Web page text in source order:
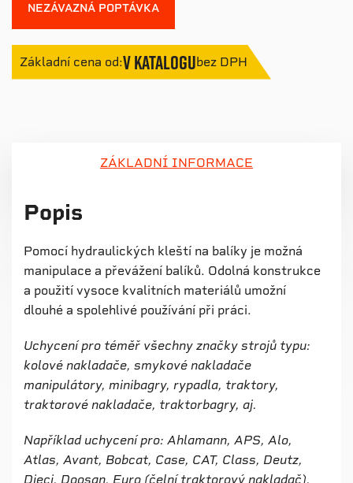
NEZÁVAZNÁ POPTÁVKA
Základní cena od:V katalogubez DPH
ZÁKLADNÍ INFORMACE
Popis
Pomocí hydraulických kleští na balíky je možná
manipulace a převážení balíků. Odolná konstrukce
a použití vysoce kvalitních materiálů umožní
dlouhé a spolehlivé používání při práci.
Uchycení pro téměř všechny značky strojů typu:
kolové nakladače, smykové nakladače
manipulátory, minibagry, rypadla, traktory,
traktorové nakladače, traktorbagry, aj.
Například uchycení pro: Ahlamann, APS, Alo,
Atlas, Avant, Bobcat, Case, CAT, Class, Deutz,
Dieci, Doosan, Euro (čelní traktorový nakladač),